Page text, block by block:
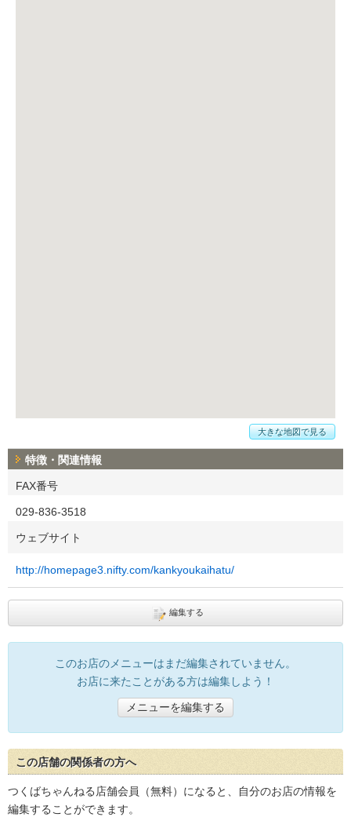
大きな地図で見る
特徴・関連情報
FAX番号
029-836-3518
ウェブサイト
http://homepage3.nifty.com/kankyoukaihatu/
編集する
このお店のメニューはまだ編集されていません。
お店に来たことがある方は編集しよう！
メニューを編集する
この店舗の関係者の方へ
つくばちゃんねる店舗会員（無料）になると、自分のお店の情報を
編集することができます。